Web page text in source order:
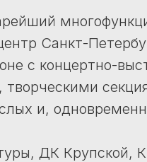
Санкт-
с концертно-
и,
ДК Крупской,